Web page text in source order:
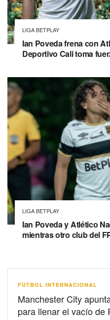
LIGA BETPLAY
Ian Poveda frena con
Deportivo Cali toma
LIGA BETPLAY
Ian Poveda y Atlético
mientras otro club del
FÚTBOL INTERNACIONAL
Manchester City
para llenar el vacío de